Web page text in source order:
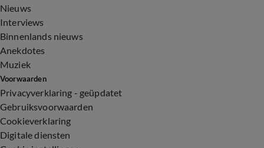
Nieuws
Interviews
Binnenlands nieuws
Anekdotes
Muziek
Voorwaarden
Privacyverklaring - geüpdatet
Gebruiksvoorwaarden
Cookieverklaring
Digitale diensten